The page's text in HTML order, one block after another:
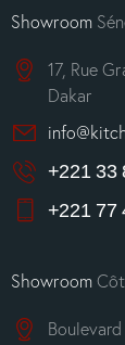
Showroom
17, Rue
Dakar
+221 33
+221 77
Showroom